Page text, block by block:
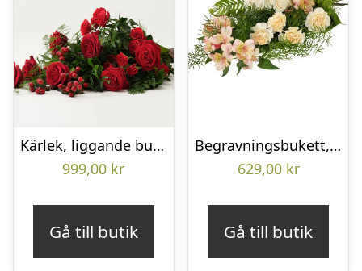
Kärlek, liggande bukett
999,00 kr
Gå till butik
Begravningsbukett, Omtanke
629,00 kr
Gå till butik